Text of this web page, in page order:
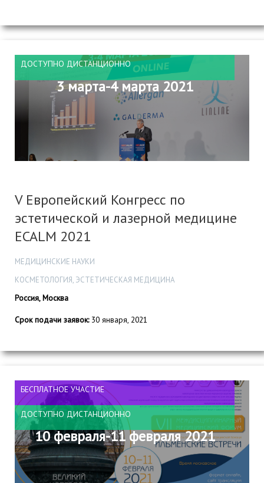
ДОСТУПНО ДИСТАНЦИОННО
3 марта-4 марта 2021
V Европейский Конгресс по
эстетической и лазерной медицине
ECALM 2021
МЕДИЦИНСКИЕ НАУКИ
КОСМЕТОЛОГИЯ, ЭСТЕТИЧЕСКАЯ МЕДИЦИНА
Россия, Москва
Срок подачи заявок:30 января, 2021
БЕСПЛАТНОЕ УЧАСТИЕ
ДОСТУПНО ДИСТАНЦИОННО
10 февраля-11 февраля 2021